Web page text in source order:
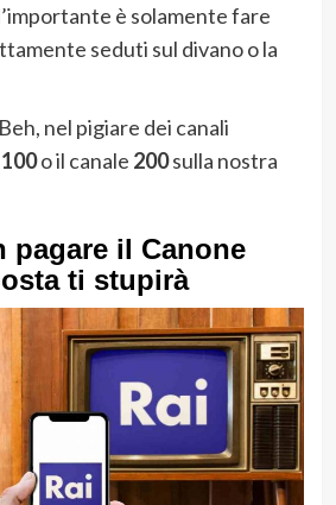
è solamente fare
seduti sul divano o la
nel pigiare dei canali
100o il canale 200sulla nostra
pagare il Canone
ti stupirà